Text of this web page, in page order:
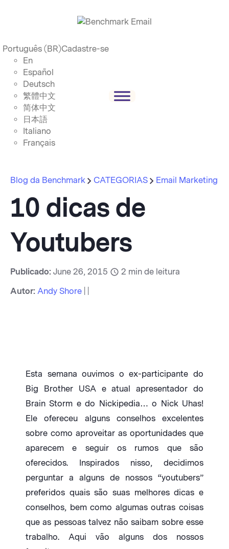
Português (BR)
En
Español
Deutsch
繁體中文
简体中文
日本語
Italiano
Français
Cadastre-se
Blog da Benchmark CATEGORIAS Email Marketing
10 dicas de
Youtubers
Publicado: June 26, 2015 2 min de leitura
Autor: Andy Shore
Esta semana ouvimos o ex-participante do
Big Brother USA e atual apresentador do
Brain Storm e do Nickipedia… o Nick Uhas!
Ele ofereceu alguns conselhos excelentes
sobre como aproveitar as oportunidades que
aparecem e seguir os rumos que são
oferecidos. Inspirados nisso, decidimos
perguntar a alguns de nossos “youtubers”
preferidos quais são suas melhores dicas e
conselhos, bem como algumas outras coisas
que as pessoas talvez não saibam sobre esse
trabalho. Aqui vão alguns dos nossos